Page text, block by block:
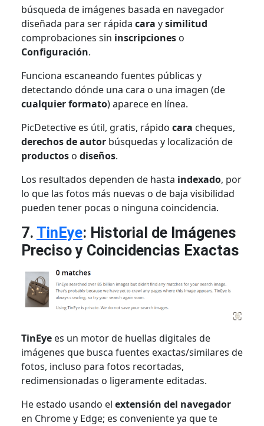
búsqueda de imágenes basada en navegador
diseñada para ser rápida cara ysimilitud
comprobaciones sin inscripcioneso
Configuración.
Funciona escaneando fuentes públicas y
detectando dónde una cara o una imagen (de
cualquier formato) aparece en línea.
PicDetective es útil, gratis, rápido cara cheques,
derechos de autor búsquedas y localización de
productos o diseños.
Los resultados dependen de hasta indexado, por
lo que las fotos más nuevas o de baja visibilidad
pueden tener pocas o ninguna coincidencia.
7. TinEye: Historial de Imágenes
Preciso y Coincidencias Exactas
TinEye es un motor de huellas digitales de
imágenes que busca fuentes exactas/similares de
fotos, incluso para fotos recortadas,
redimensionadas o ligeramente editadas.
He estado usando el extensión del navegador
en Chrome y Edge; es conveniente ya que te